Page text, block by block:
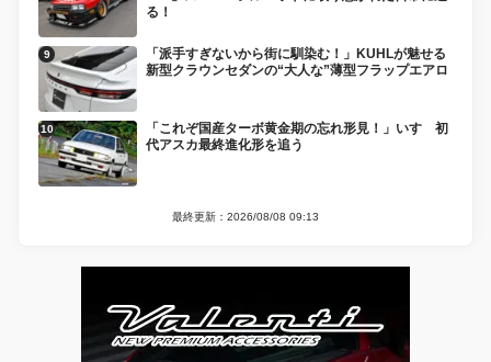
る！
「派手すぎないから街に馴染む！」KUHLが魅せる
新型クラウンセダンの“大人な”薄型フラップエアロ
「これぞ国産ターボ黄金期の忘れ形見！」いすゞ初
代アスカ最終進化形を追う
最終更新：2026/08/08 09:13